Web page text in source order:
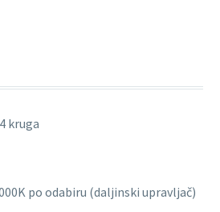
kruga
po odabiru (daljinski upravljač)